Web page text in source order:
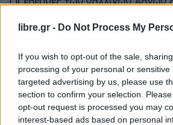
libre.gr - Do Not Process My
If you wish to opt-out of the sale,
processing of your personal or
targeted advertising by us, please use
section to confirm your selection.
opt-out request is processed you may
interest-based ads based on personal
συνθήκες της υπόθεσης και να
ταυτότητα της σορού που